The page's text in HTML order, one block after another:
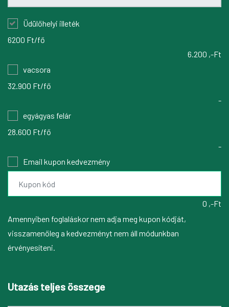
Üdülőhelyi illeték
6200 Ft/fő
6.200 ,-Ft
vacsora
32.900 Ft/fő
-
egyágyas felár
28.600 Ft/fő
-
Email kupon kedvezmény
0 ,-Ft
Amennyiben foglaláskor nem adja meg kupon kódját,
visszamenőleg a kedvezményt nem áll módunkban
érvényesíteni.
Utazás teljes összege